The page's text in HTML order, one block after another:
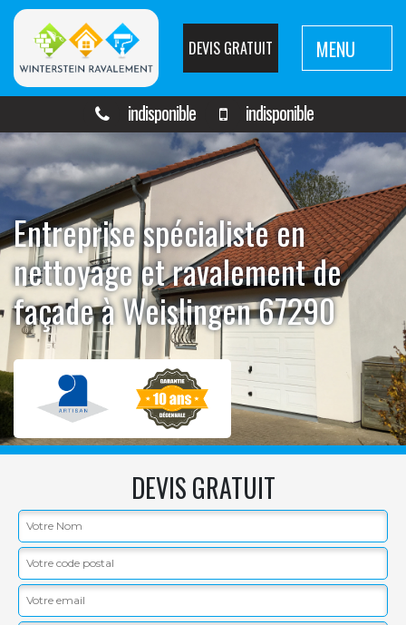
DEVIS GRATUIT MENU
indisponible indisponible
Entreprise spécialiste en
nettoyage et ravalement de
façade à Weislingen 67290
DEVIS GRATUIT